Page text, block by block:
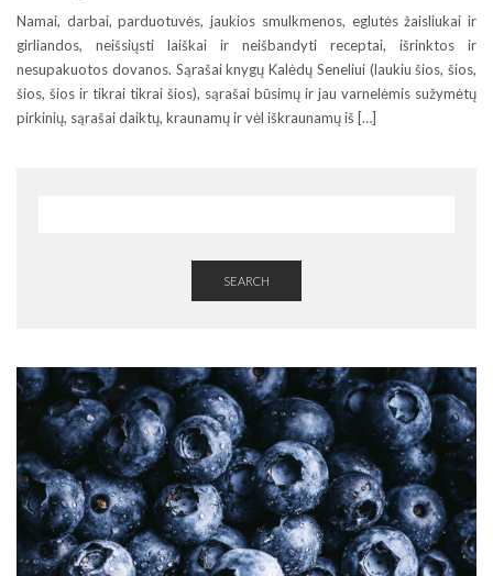
Namai, darbai, parduotuvės, jaukios smulkmenos, eglutės žaisliukai ir
girliandos, neišsiųsti laiškai ir neišbandyti receptai, išrinktos ir
nesupakuotos dovanos. Sąrašai knygų Kalėdų Seneliui (laukiu šios, šios,
šios, šios ir tikrai tikrai šios), sąrašai būsimų ir jau varnelėmis sužymėtų
pirkinių, sąrašai daiktų, kraunamų ir vėl iškraunamų iš […]
SEARCH